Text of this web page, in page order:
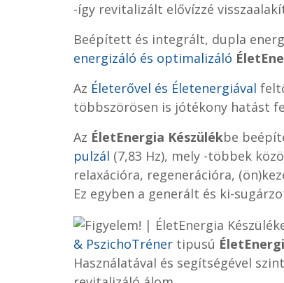
-így revitalizált elővízzé
Beépített és integrált, dupla
energizáló és optimalizáló
Az Életerővel és Életenergiával
többszörösen is jótékony hatást
Az ÉletEnergia Készülékbe
pulzál (7,83 Hz), mely -többek
relaxációra, regenerációra,
Ez egyben a generált és ki-
& PszichoTréner tipusú
Használatával és segítségével